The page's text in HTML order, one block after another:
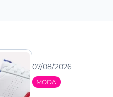
07/08/2026
MODA